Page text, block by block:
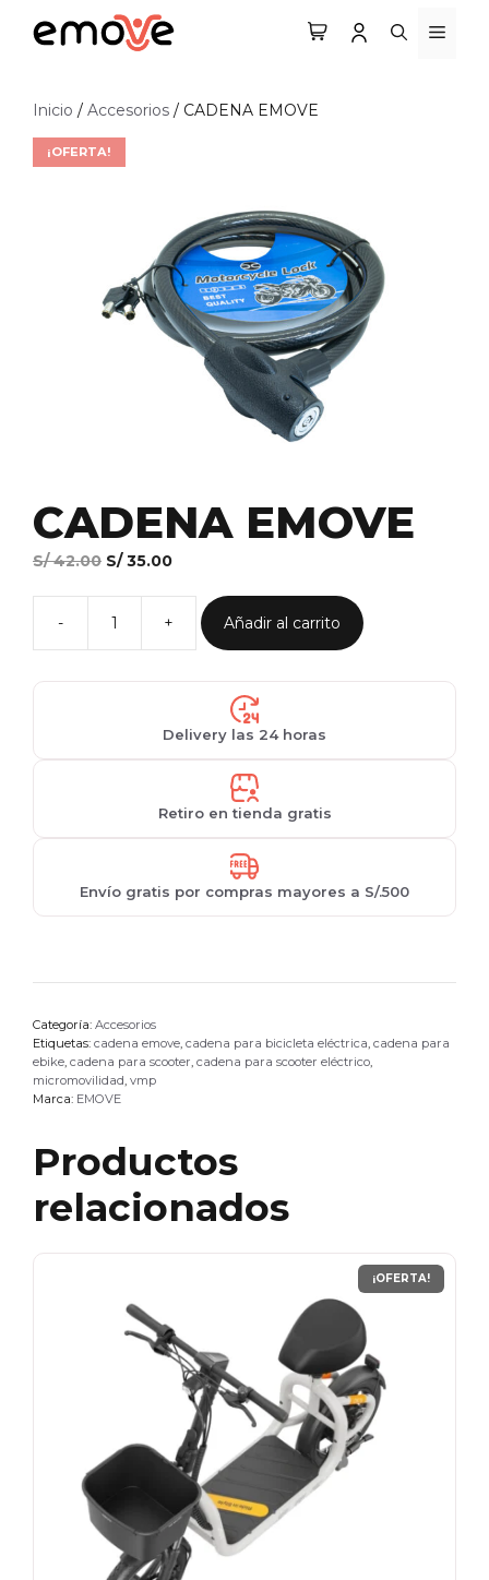
Inicio / Accesorios / CADENA EMOVE
¡OFERTA!
CADENA EMOVE
S/42.00 El
era:
S/ 42.00.
S/35.00El
actual
S/ 35.00.
CADENA
EMOVE
cantidad
Añadir al carrito
Delivery las 24 horas
Retiro en tienda gratis
Envío gratis por compras mayores a S/.500
Categoría: Accesorios
Etiquetas: cadena emove cadena para bicicleta eléctrica cadena para
ebike cadena para scooter cadena para scooter eléctrico
micromovilidad vmp
Marca: EMOVE
Productos
relacionados
¡OFERTA!